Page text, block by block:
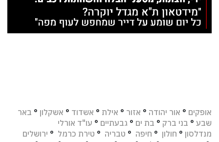
אופקים ° אור יהודה ° אזור ° אילת ° אשדוד ° אשקלון ° באר
שבע ° בני ברק ° בת ים ° גבעתיים ° עו"ד אורלי
מנדלסון ° חולון ° חיפה ° טבריה ° טירת כרמל ° ירושלים